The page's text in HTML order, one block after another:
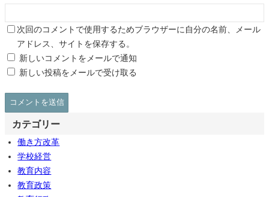
次回のコメントで使用するためブラウザーに自分の名前、メール
アドレス、サイトを保存する。
新しいコメントをメールで通知
新しい投稿をメールで受け取る
カテゴリー
働き方改革
学校経営
教育内容
教育政策